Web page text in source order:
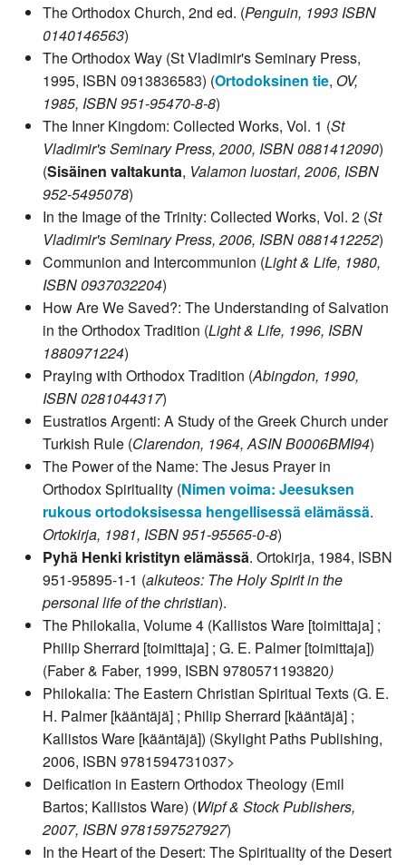
The Orthodox Church, 2nd ed. (Penguin, 1993 ISBN
0140146563)
The Orthodox Way (St Vladimir's Seminary Press,
1995, ISBN 0913836583) (Ortodoksinen tie, OV,
1985, ISBN 951-95470-8-8)
The Inner Kingdom: Collected Works, Vol. 1 (St
Vladimir's Seminary Press, 2000, ISBN 0881412090)
(Sisäinen valtakunta, Valamon luostari, 2006, ISBN
952-5495078)
In the Image of the Trinity: Collected Works, Vol. 2 (St
Vladimir's Seminary Press, 2006, ISBN 0881412252)
Communion and Intercommunion (Light & Life, 1980,
ISBN 0937032204)
How Are We Saved?: The Understanding of Salvation
in the Orthodox Tradition (Light & Life, 1996, ISBN
1880971224)
Praying with Orthodox Tradition (Abingdon, 1990,
ISBN 0281044317)
Eustratios Argenti: A Study of the Greek Church under
Turkish Rule (Clarendon, 1964, ASIN B0006BMI94)
The Power of the Name: The Jesus Prayer in
Orthodox Spirituality (Nimen voima: Jeesuksen
rukous ortodoksisessa hengellisessä elämässä.
Ortokirja, 1981, ISBN 951-95565-0-8)
Pyhä Henki kristityn elämässä. Ortokirja, 1984, ISBN
951-95895-1-1 (alkuteos: The Holy Spirit in the
personal life of the christian).
The Philokalia, Volume 4 (Kallistos Ware [toimittaja] ;
Philip Sherrard [toimittaja] ; G. E. Palmer [toimittaja])
(Faber & Faber, 1999, ISBN 9780571193820)
Philokalia: The Eastern Christian Spiritual Texts (G. E.
H. Palmer [kääntäjä] ; Philip Sherrard [kääntäjä] ;
Kallistos Ware [kääntäjä]) (Skylight Paths Publishing,
2006, ISBN 9781594731037>
Deification in Eastern Orthodox Theology (Emil
Bartos; Kallistos Ware) (Wipf & Stock Publishers,
2007, ISBN 9781597527927)
In the Heart of the Desert: The Spirituality of the Desert